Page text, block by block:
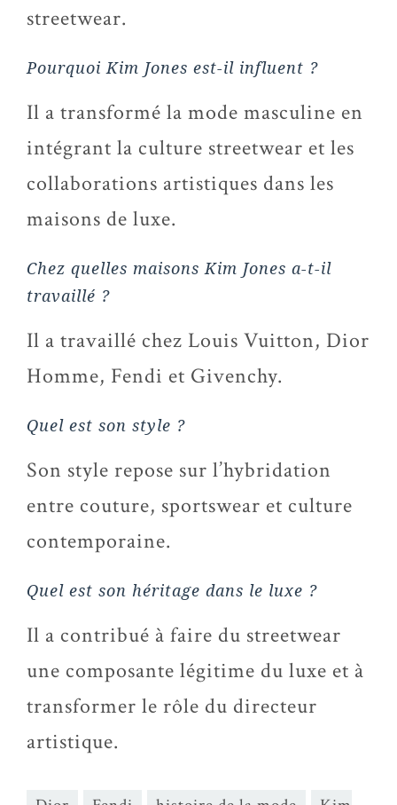
streetwear.
Pourquoi Kim Jones est-il influent ?
Il a transformé la mode masculine en
intégrant la culture streetwear et les
collaborations artistiques dans les
maisons de luxe.
Chez quelles maisons Kim Jones a-t-il
travaillé ?
Il a travaillé chez Louis Vuitton, Dior
Homme, Fendi et Givenchy.
Quel est son style ?
Son style repose sur l’hybridation
entre couture, sportswear et culture
contemporaine.
Quel est son héritage dans le luxe ?
Il a contribué à faire du streetwear
une composante légitime du luxe et à
transformer le rôle du directeur
artistique.